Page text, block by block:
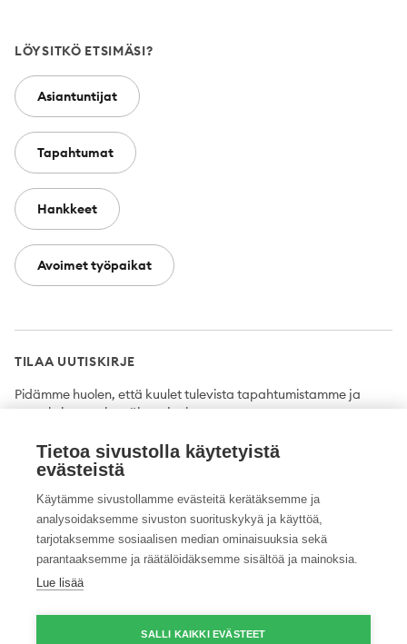
LÖYSITKÖ ETSIMÄSI?
Asiantuntijat
Tapahtumat
Hankkeet
Avoimet työpaikat
TILAA UUTISKIRJE
Pidämme huolen, että kuulet tulevista tapahtumistamme ja
uutuuksista ensimmäisten joukossa.
Tilaa
Twitter FacebookYouTubeInstagramLinkedIn
Tietoa sivustolla käytetyistä
evästeistä
Käytämme sivustollamme evästeitä kerätäksemme ja
analysoidaksemme sivuston suorituskykyä ja käyttöä,
tarjotaksemme sosiaalisen median ominaisuuksia sekä
parantaaksemme ja räätälöidäksemme sisältöä ja mainoksia.
Lue lisää
SALLI KAIKKI EVÄSTEET